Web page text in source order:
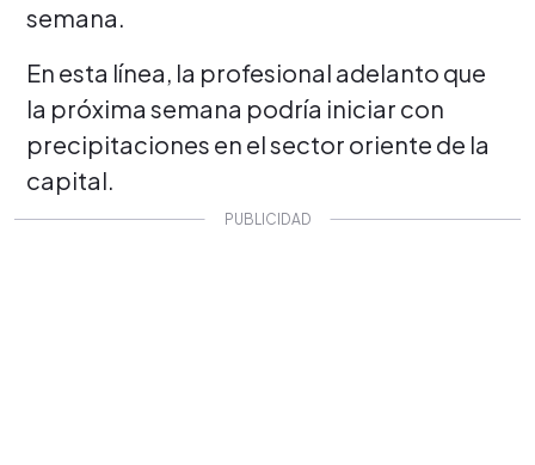
semana.
En esta línea, la profesional adelanto que
la próxima semana podría iniciar con
precipitaciones en el sector oriente de la
capital.